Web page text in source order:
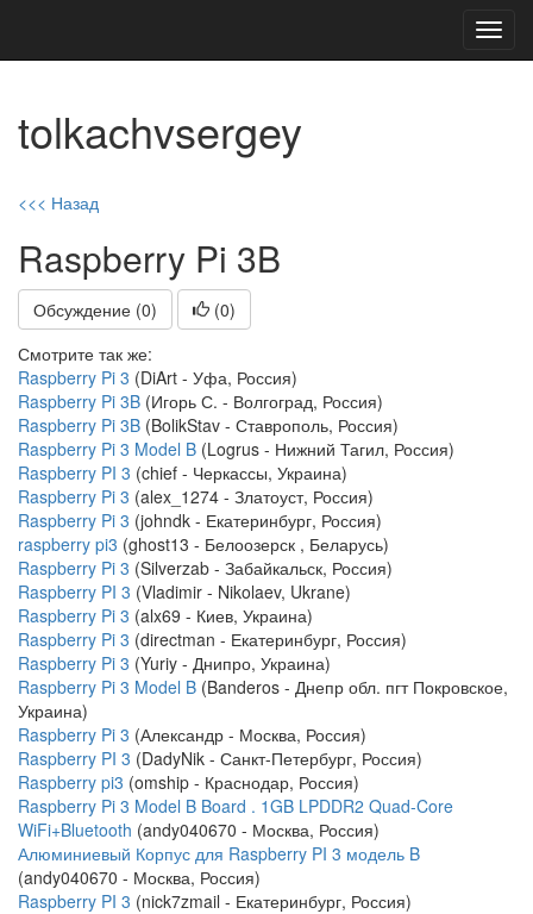
tolkachvsergey
<<< Назад
Raspberry Pi 3B
Обсуждение (0) (0)
Смотрите так же:
Raspberry Pi 3 (DiArt - Уфа, Россия)
Raspberry Pi 3B (Игорь С. - Волгоград, Россия)
Raspberry Pi 3B (BolikStav - Ставрополь, Россия)
Raspberry Pi 3 Model B (Logrus - Нижний Тагил, Россия)
Raspberry PI 3 (chief - Черкассы, Украина)
Raspberry Pi 3 (alex_1274 - Златоуст, Россия)
Raspberry Pi 3 (johndk - Екатеринбург, Россия)
raspberry pi3 (ghost13 - Белоозерск , Беларусь)
Raspberry Pi 3 (Silverzab - Забайкальск, Россия)
Raspberry PI 3 (Vladimir - Nikolaev, Ukrane)
Raspberry Pi 3 (alx69 - Киев, Украина)
Raspberry Pi 3 (directman - Екатеринбург, Россия)
Raspberry Pi 3 (Yuriy - Днипро, Украина)
Raspberry Pi 3 Model B (Banderos - Днепр обл. пгт Покровское,
Украина)
Raspberry Pi 3 (Александр - Москва, Россия)
Raspberry PI 3 (DadyNik - Санкт-Петербург, Россия)
Raspberry pi3 (omship - Краснодар, Россия)
Raspberry Pi 3 Model B Board . 1GB LPDDR2 Quad-Core
WiFi+Bluetooth (andy040670 - Москва, Россия)
Алюминиевый Корпус для Raspberry PI 3 модель B
(andy040670 - Москва, Россия)
Raspberry PI 3 (nick7zmail - Екатеринбург, Россия)